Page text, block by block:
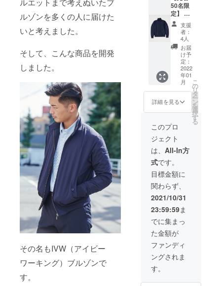
ルゾンを多くの人に届けた
いと考えました。
そして、こんな商品を開発
しました。
その名もIVW（アイビー
ワーキング）ブルゾンで
す。
業展開とし
てクラウド
ファンディ
ングに挑戦
す。 サ
イズは
S,M,L,X
Lよりお
選び下
さい。
※製造状
況によ
り出荷
時期が
遅れる
場合、
早急に
す。 ※
デザイ
ン・仕
様は変
更にな
る可能
性もご
ざいま
す。ご
了承く
ださ
い。
50名限
定】 1
着あた
り4,980
円にて
ご提供
いたし
ます。
(送料＋
税込み
で4,980
円) IVW
スイン
グトッ
プ ネイ
ビーカ
ラー x 1
個のリ
ターン
です。
サイズ
は
S,M,L,X
Lよりお
選び下
さい。
※製造状
況によ
り出荷
時期が
遅れる
場合、
早急に
す。 ※
支援
者：
4人
お届
け予
定：
2022
年01
月
詳細を見る
こ
の
リ
タ
ー
ン
を
選
択
す
る
このプロ
ジェクト
は、 All-In方
式です。
目標金額に
関わらず、
2021/10/31
23:59:59ま
でに集まっ
た金額が
ファンディ
ングされま
す。